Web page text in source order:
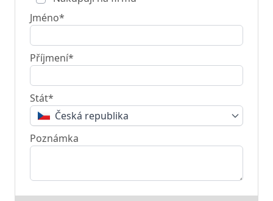
Jméno*
Příjmení*
Stát*
Česká republika
Poznámka